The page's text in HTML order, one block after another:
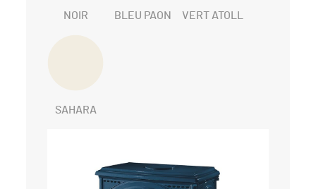
NOIR BLEU PAON VERT ATOLL
SAHARA